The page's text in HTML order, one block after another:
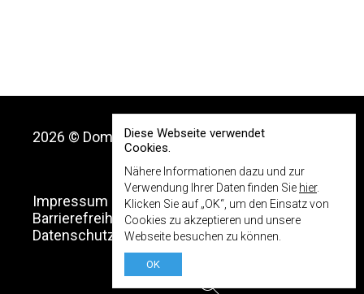
Diese Webseite verwendet
Cookies.
Nähere Informationen dazu und zur
Verwendung Ihrer Daten finden Sie hier.
Klicken Sie auf „OK“, um den Einsatz von
Cookies zu akzeptieren und unsere
Webseite besuchen zu können.
OK
2026 © Dom Museum Wien
Impressum
Barrierefreiheitserklärung
Datenschutz